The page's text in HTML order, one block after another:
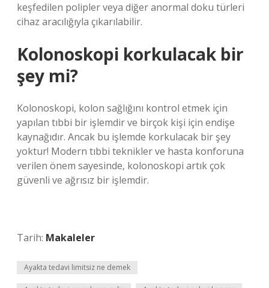
keşfedilen polipler veya diğer anormal doku türleri
cihaz aracılığıyla çıkarılabilir.
Kolonoskopi korkulacak bir
şey mi?
Kolonoskopi, kolon sağlığını kontrol etmek için
yapılan tıbbi bir işlemdir ve birçok kişi için endişe
kaynağıdır. Ancak bu işlemde korkulacak bir şey
yoktur! Modern tıbbi teknikler ve hasta konforuna
verilen önem sayesinde, kolonoskopi artık çok
güvenli ve ağrısız bir işlemdir.
Tarih: Makaleler
Ayakta tedavi limitsiz ne demek